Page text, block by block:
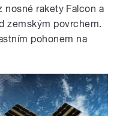
nosné rakety Falcon a
zemským povrchem.
pohonem na